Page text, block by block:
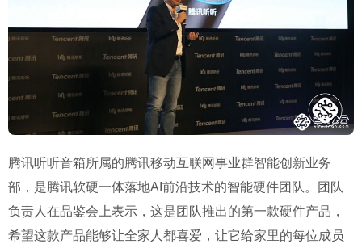
腾讯听听音箱所属的腾讯移动互联网事业群智能创新业务
部，是腾讯软硬一体落地AI前沿技术的智能硬件团队。团队
负责人在品鉴会上表示，这是团队推出的第一款硬件产品，
希望这款产品能够让全家人都喜爱，让它给家里的每位成员